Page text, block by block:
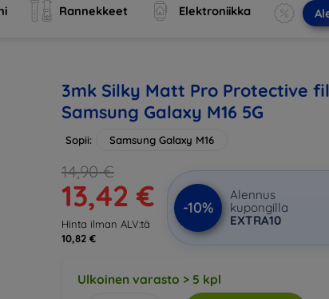
Rannekkeet Elektroniikka
3mk Silky Matt Pro Protective
Samsung Galaxy M16 5G
Sopii: Samsung Galaxy M16
14,90 €
13,42 €
Hinta ilman ALV:tä
10,82 €
-10%
Alennus
kupongilla
EXTRA10
Ulkoinen varasto > 5 kpl